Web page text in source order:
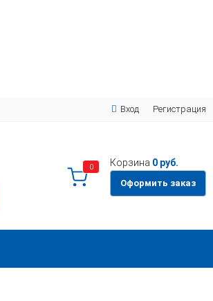
Вход Регистрация
0 Корзина 0 руб.
Оформить заказ